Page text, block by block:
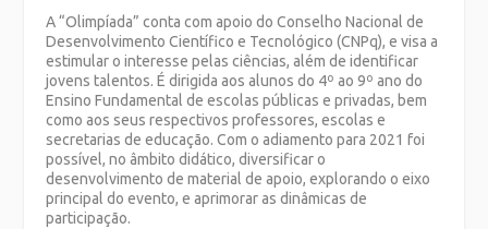
A “Olimpíada” conta com apoio do Conselho Nacional de
Desenvolvimento Científico e Tecnológico (CNPq), e visa a
estimular o interesse pelas ciências, além de identificar
jovens talentos. É dirigida aos alunos do 4º ao 9º ano do
Ensino Fundamental de escolas públicas e privadas, bem
como aos seus respectivos professores, escolas e
secretarias de educação. Com o adiamento para 2021 foi
possível, no âmbito didático, diversificar o
desenvolvimento de material de apoio, explorando o eixo
principal do evento, e aprimorar as dinâmicas de
participação.